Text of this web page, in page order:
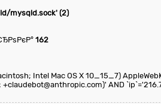
mysqld.sock' (2)
162
Intel Mac OS X 10_15_7)
AND